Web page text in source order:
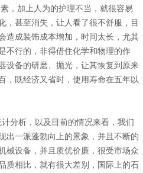
，加上人为的护理不当，就很容易
，甚至消失，让人看了很不舒服，目
造成装饰成本增加，时间太长，尤其
不行的，非得借住化学和物理的作
设备的研磨、抛光，让其恢复到原来
，既经济又省时，使用寿命在五年以
分析，以及目前的情况来看，我们
出一派蓬勃向上的景象，并且不断的
械设备，并且质优价廉，很受市场众
质相比，就有很大差别，国际上的石